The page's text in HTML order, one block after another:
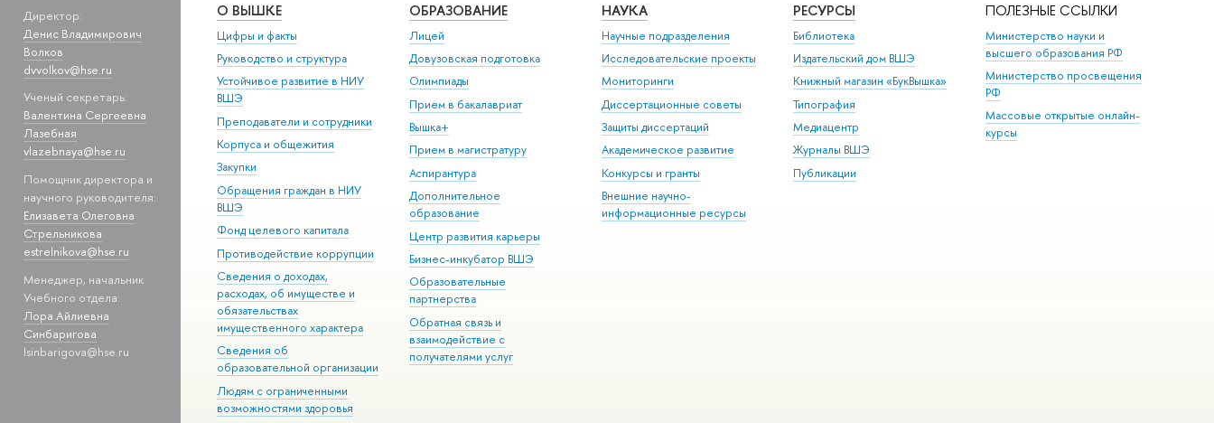
Директор:
Денис Владимирович
Волков
dvvolkov@hse.ru
Ученый секретарь:
Валентина Сергеевна
Лазебная
vlazebnaya@hse.ru
Помощник директора и
научного руководителя:
Елизавета Олеговна
Стрельникова
estrelnikova@hse.ru
Менеджер, начальник
Учебного отдела:
Лора Айлиевна
Синбаригова
lsinbarigova@hse.ru
О ВЫШКЕ
Цифры и факты
Руководство и структура
Устойчивое развитие в НИУ
ВШЭ
Преподаватели и сотрудники
Корпуса и общежития
Закупки
Обращения граждан в НИУ
ВШЭ
Фонд целевого капитала
Противодействие коррупции
Сведения о доходах,
расходах, об имуществе и
обязательствах
имущественного характера
Сведения об
образовательной организации
Людям с ограниченными
возможностями здоровья
ОБРАЗОВАНИЕ
Лицей
Довузовская подготовка
Олимпиады
Прием в бакалавриат
Вышка+
Прием в магистратуру
Аспирантура
Дополнительное
образование
Центр развития карьеры
Бизнес-инкубатор ВШЭ
Образовательные
партнерства
Обратная связь и
взаимодействие с
получателями услуг
НАУКА
Научные подразделения
Исследовательские проекты
Мониторинги
Диссертационные советы
Защиты диссертаций
Академическое развитие
Конкурсы и гранты
Внешние научно-
информационные ресурсы
РЕСУРСЫ
Библиотека
Издательский дом ВШЭ
Книжный магазин «БукВышка»
Типография
Медиацентр
Журналы ВШЭ
Публикации
ПОЛЕЗНЫЕ ССЫЛКИ
Министерство науки и
высшего образования РФ
Министерство просвещения
РФ
Массовые открытые онлайн-
курсы